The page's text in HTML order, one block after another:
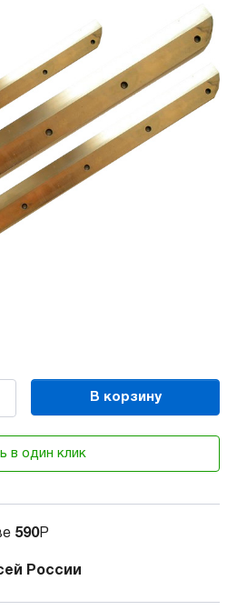
В корзину
в один клик
590Р
России